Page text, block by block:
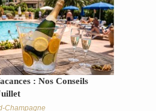
: Nos Conseils
Champagne